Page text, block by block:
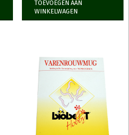
TOEVOEGEN AAN
WINKELWAGEN